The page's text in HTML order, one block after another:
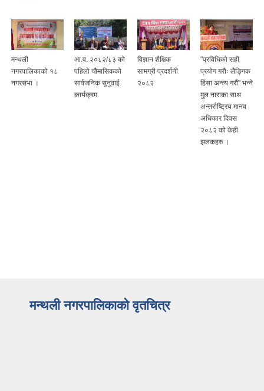
मन्थली
नगरपालिकाको १८
नगरसभा ।
आ.व. २०८२/८३ को
पहिलो चौमासिकको
सार्वजनिक सुनुवाई
कार्यक्रम
विज्ञान शैक्षिक
सामग्री प्रदर्शनी
२०८२
"प्रविधिको सही
प्रयोग गरौः लैङ्गिक
हिंसा अन्त्य गरौं" भन्ने
मुल नाराका साथ
अन्तर्राष्ट्रिय मानव
अधिकार दिवस
२०८२ को केही
झलकहरु ।
मन्थली नगरपालिकाको वृतचित्र